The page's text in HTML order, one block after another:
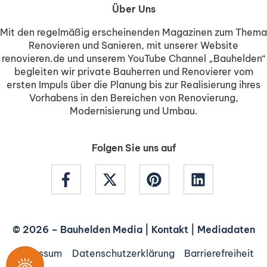
Über Uns
Mit den regelmäßig erscheinenden Magazinen zum Thema
Renovieren und Sanieren, mit unserer Website
renovieren.de und unserem YouTube Channel „Bauhelden“
begleiten wir private Bauherren und Renovierer vom
ersten Impuls über die Planung bis zur Realisierung ihres
Vorhabens in den Bereichen von Renovierung,
Modernisierung und Umbau.
Folgen Sie uns auf
© 2026 – Bauhelden Media| Kontakt| Mediadaten
Impressum
Datenschutzerklärung Barrierefreiheit